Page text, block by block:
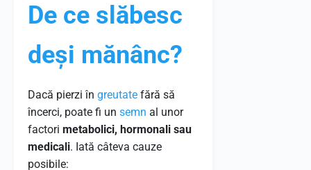
De ce slăbesc
deși mănânc?
Dacă pierzi în greutate fără să
încerci, poate fi un semn al unor
factori metabolici, hormonali sau
medicali. Iată câteva cauze
posibile: